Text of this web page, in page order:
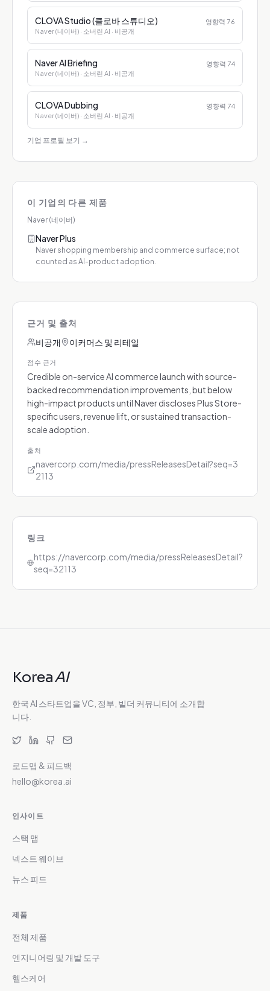
CLOVA Studio (클로바 스튜디오) 영향력 76
Naver (네이버) · 소버린 AI · 비공개
Naver AI Briefing 영향력 74
Naver (네이버) · 소버린 AI · 비공개
CLOVA Dubbing 영향력 74
Naver (네이버) · 소버린 AI · 비공개
기업 프로필 보기 →
이 기업의 다른 제품
Naver (네이버)
Naver Plus
Naver shopping membership and commerce surface; not
counted as AI-product adoption.
근거 및 출처
비공개
이커머스 및 리테일
점수 근거
Credible on-service AI commerce launch with source-
backed recommendation improvements, but below
high-impact products until Naver discloses Plus Store-
specific users, revenue lift, or sustained transaction-
scale adoption.
출처
navercorp.com/media/pressReleasesDetail?seq=3
2113
링크
https://navercorp.com/media/pressReleasesDetail?
seq=32113
KoreaAI
한국 AI 스타트업을 VC, 정부, 빌더 커뮤니티에 소개합
니다.
로드맵 & 피드백
hello@korea.ai
인사이트
스택 맵
넥스트 웨이브
뉴스 피드
제품
전체 제품
엔지니어링 및 개발 도구
헬스케어